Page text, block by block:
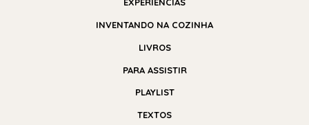
INVENTANDO NA COZINHA
LIVROS
PARA ASSISTIR
PLAYLIST
TEXTOS